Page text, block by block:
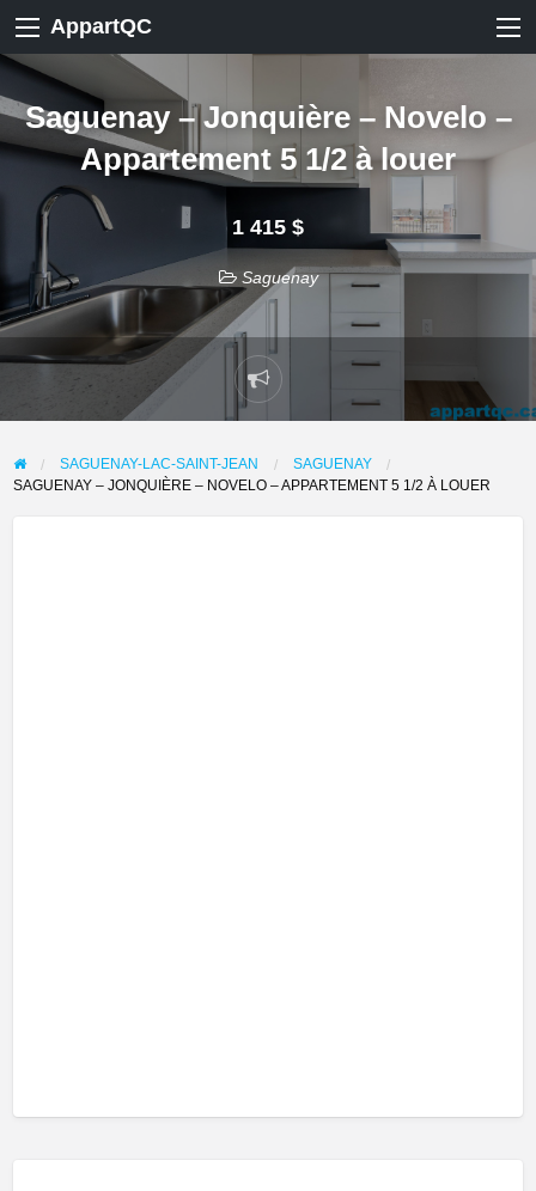
AppartQC
Saguenay – Jonquière – Novelo –
Appartement 5 1/2 à louer
1 415 $
Saguenay
Signaler
un
problème
SAGUENAY-LAC-SAINT-JEAN
SAGUENAY
SAGUENAY – JONQUIÈRE – NOVELO – APPARTEMENT 5 1/2 À LOUER